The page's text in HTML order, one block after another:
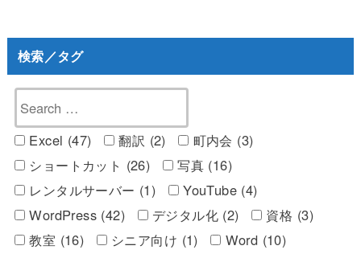
検索／タグ
Excel (47) 翻訳 (2)
町内会 (3)
ショートカット (26)
写真 (16)
レンタルサーバー (1)
YouTube (4)
WordPress (42)
デジタル化 (2)
資格 (3)
教室 (16)
シニア向け (1)
Word (10)